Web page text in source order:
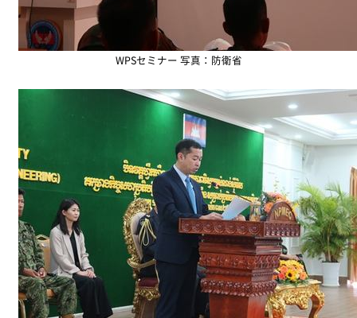
WPSセミナー 写真：防衛省